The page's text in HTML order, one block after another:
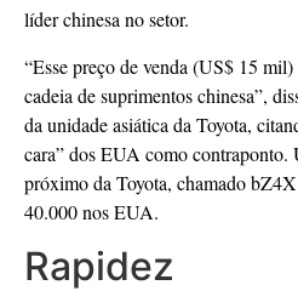
líder chinesa no setor.
“Esse preço de venda (US$ 15
cadeia de suprimentos chinesa”,
da unidade asiática da Toyota,
cara” dos EUA como contraponto.
próximo da Toyota, chamado
40.000 nos EUA.
Rapidez